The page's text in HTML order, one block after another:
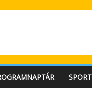
SPORT